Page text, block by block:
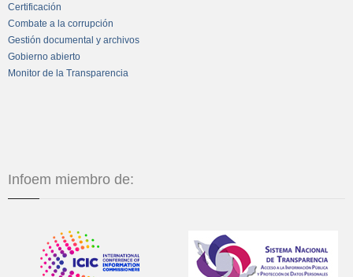
Certificación
Combate a la corrupción
Gestión documental y archivos
Gobierno abierto
Monitor de la Transparencia
Infoem miembro de: